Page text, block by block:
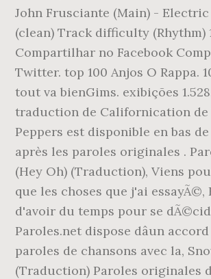
John Frusciante (Main) -
(clean) Track difficulty (Rhythm)
Compartilhar no Facebook
Twitter. top 100 Anjos O Rappa.
tout va bienGims. exibições
traduction de Californication de
Peppers est disponible en bas
après les paroles originales .
(Hey Oh) (Traduction), Viens
que les choses que j'ai essayÃ©,
d'avoir du temps pour se
Paroles.net dispose dâun
paroles de chansons avec la,
(Traduction) Paroles originales